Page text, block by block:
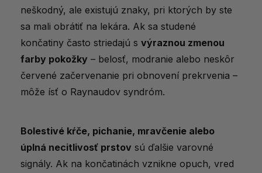
neškodný, ale existujú znaky, pri ktorých by ste
sa mali obrátiť na lekára. Ak sa studené
končatiny často striedajú s výraznou zmenou
farby pokožky – belosť, modranie alebo neskôr
červené začervenanie pri obnovení prekrvenia –
môže ísť o Raynaudov syndróm.
Bolestivé kŕče, pichanie, mravčenie alebo
úplná necitlivosť prstov sú ďalšie varovné
signály. Ak na končatinách vznikne opuch, vred